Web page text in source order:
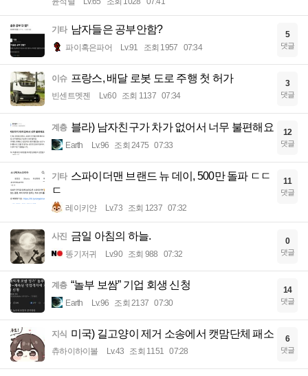
기타 남자들은 공부안함?
파이혹은파어 Lv.91 조회 1957 07:34
5
댓글
이슈 프랑스, 배달 로봇 도로 주행 첫 허가
빈센트멧젠 Lv.60 조회 1137 07:34
3
댓글
계층 블라) 남자친구가 차가 없어서 너무 불편해요
Earth Lv.96 조회 2475 07:33
12
댓글
기타 스파이더맨 브랜드 뉴 데이, 500만 돌파 ㄷㄷ
ㄷ
레이키얀 Lv.73 조회 1237 07:32
11
댓글
사진 금일 아침의 하늘.
똥기저귀 Lv.90 조회 988 07:32
0
댓글
계층 “놀부 보쌈” 기업 회생 신청
Earth Lv.96 조회 2137 07:30
14
댓글
지식 미국) 길고양이 제거 소송에서 캣맘단체 패소
츄하이하이볼 Lv.43 조회 1151 07:28
6
댓글